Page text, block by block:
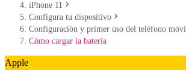
iPhone 11
Configura tu dispositivo
Configuración y primer uso del teléfono
Cómo cargar la batería
Apple